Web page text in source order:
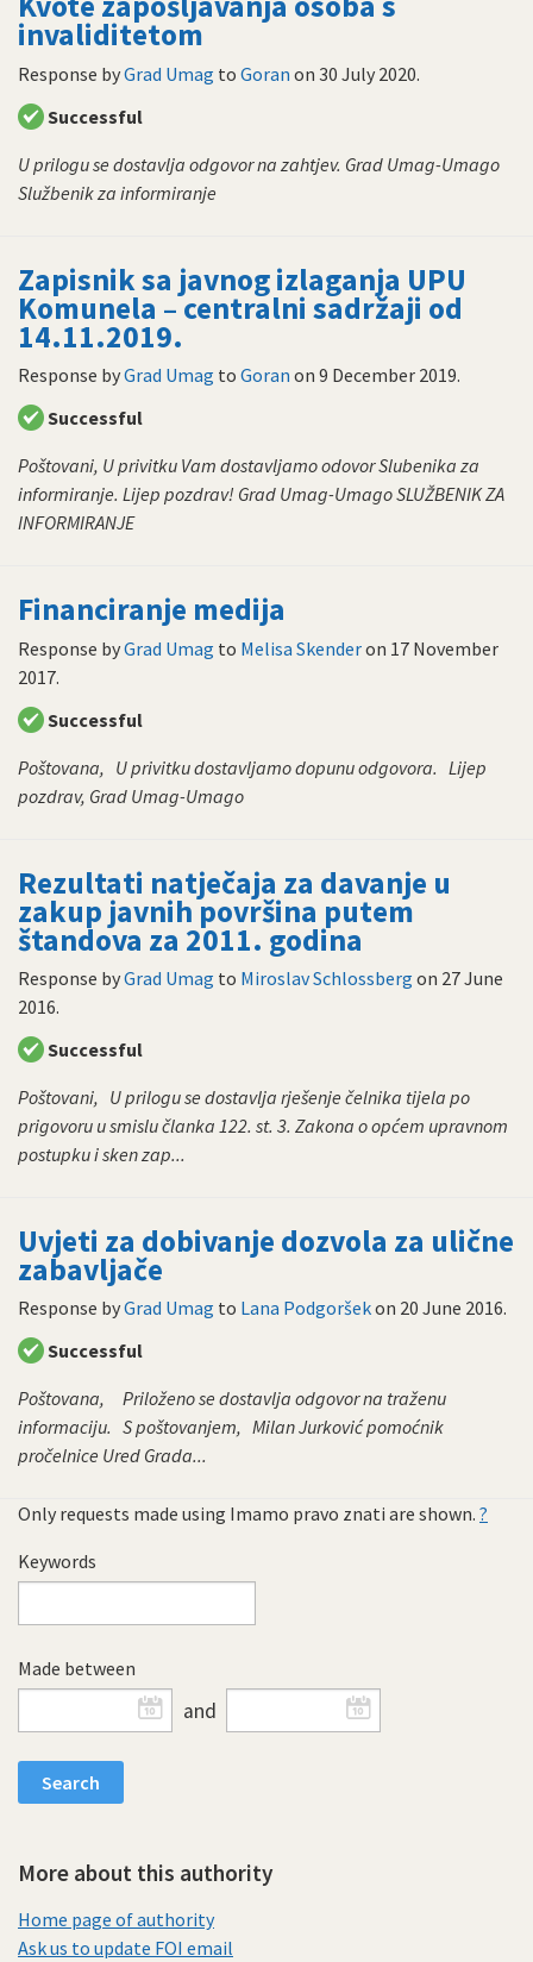
invaliditetom
Response byGrad Umag to Goran on 30 July 2020.
Successful
U prilogu se dostavlja odgovor na zahtjev. Grad Umag-Umago
Službenik za informiranje
Zapisnik sa javnog izlaganja UPU
Komunela – centralni sadržaji od
14.11.2019.
Response byGrad Umag to Goran on 9 December 2019.
Successful
Poštovani, U privitku Vam dostavljamo odovor Slubenika za
informiranje. Lijep pozdrav! Grad Umag-Umago SLUŽBENIK ZA
INFORMIRANJE
Financiranje medija
Response byGrad Umag to Melisa Skenderon 17 November
2017.
Successful
Poštovana, U privitku dostavljamo dopunu odgovora. Lijep
pozdrav, Grad Umag-Umago
Rezultati natječaja za davanje u
zakup javnih površina putem
štandova za 2011. godina
Response byGrad Umag to Miroslav Schlossberg on 27 June
2016.
Successful
Poštovani, U prilogu se dostavlja rješenje čelnika tijela po
prigovoru u smislu članka 122. st. 3. Zakona o općem upravnom
postupku i sken zap...
Uvjeti za dobivanje dozvola za ulične
zabavljače
Response byGrad Umag to Lana Podgoršekon 20 June 2016.
Successful
Poštovana, Priloženo se dostavlja odgovor na traženu
informaciju. S poštovanjem, Milan Jurković pomoćnik
pročelnice Ured Grada...
Only requests made using Imamo pravo znati are shown. ?
Keywords
Made between
and
More about this authority
Home page of authority
Ask us to update FOI email